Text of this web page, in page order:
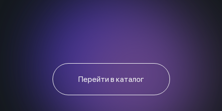
Перейти в каталог